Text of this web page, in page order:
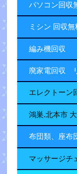
パソコン回収
ミシン 回収無
編み機回収
廃家電回収
エレクトーン
鴻巣.北本市
布団類、座
マッサージチ